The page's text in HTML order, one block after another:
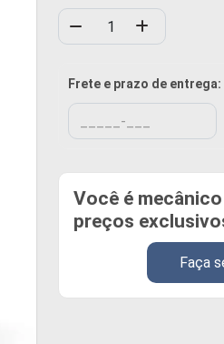
Frete e prazo de entrega:
Você é mecânico
preços
Faça